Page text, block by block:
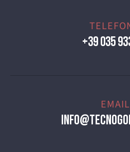
+39 035
EMAIL